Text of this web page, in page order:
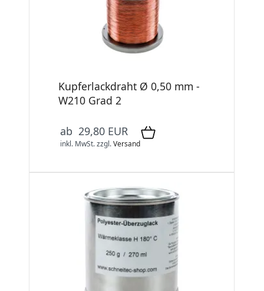
Kupferlackdraht Ø 0,50 mm -
W210 Grad 2
ab 29,80 EUR
inkl. MwSt.zzgl.Versand